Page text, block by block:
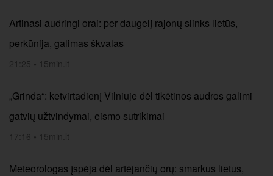
Artinasi audringi orai: per daugelį rajonų slinks lietūs,
perkūnija, galimas škvalas
21:25 • 15min.lt
„Grinda“: ketvirtadienį Vilniuje dėl tikėtinos audros galimi
gatvių užtvindymai, eismo sutrikimai
17:16 • 15min.lt
Meteorologas įspėja dėl artėjančių orų: smarkus lietus,